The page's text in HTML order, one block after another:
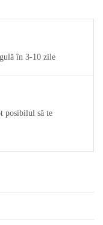
în 3-10 zile
posibilul să te